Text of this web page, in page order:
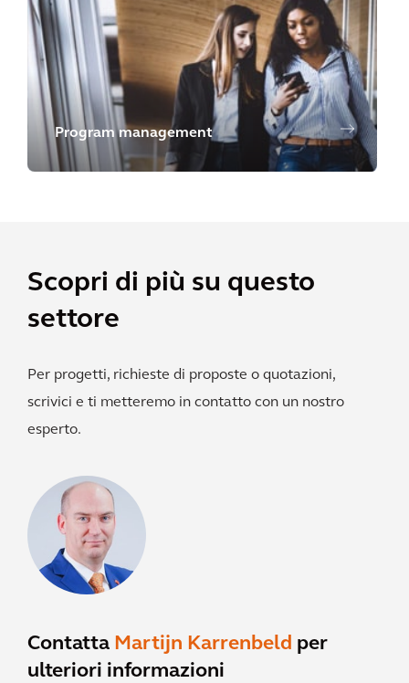
Program management
Scopri di più su questo
settore
Per progetti, richieste di proposte o quotazioni,
scrivici e ti metteremo in contatto con un nostro
esperto.
Contatta Martijn Karrenbeld per
ulteriori informazioni